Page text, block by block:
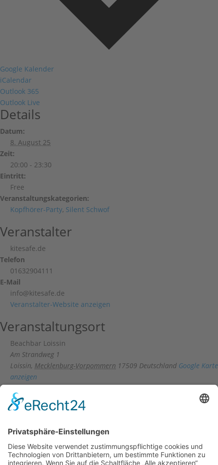
Google Kalender
iCalendar
Outlook 365
Outlook Live
Details
Datum:
8. August 25
Zeit:
20:00 - 23:30
Eintritt:
Free
Veranstaltungskategorien:
Kopfhörer-Party, Silent Schwof
Veranstalter
kitesafe.de
Telefon
01632904111
E-Mail
info@kitesafe.de
Veranstalter-Website anzeigen
Veranstaltungsort
Beachbar Loissin
Am Strandweg 1
Loissin, Mecklenburg-Vorpommern 17509 Deutschland Google Karte
anzeigen